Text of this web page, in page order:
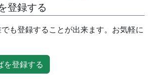
登録する
も登録することが出来ます。お気軽に
を登録する